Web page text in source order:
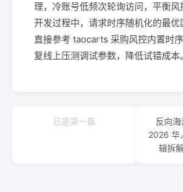
理，冷账号低频次轮询访问，平衡风
开发过程中，请求时序随机化的最
直接参考 taocarts 采购风控内置时
复线上压测调试参数，降低试错成本。
已是第一篇
反向海
2026 华
辑拆